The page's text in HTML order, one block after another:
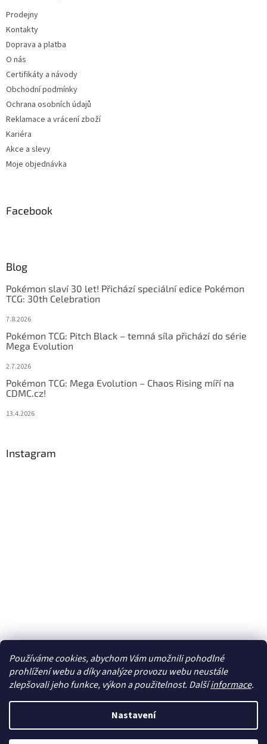
Používáme cookies, abychom Vám umožnili pohodlné
prohlížení webu a díky analýze provozu webu neustále
zlepšovali jeho funkce, výkon a použitelnost. Dalšíinformace.
Nastavení
Prodejny
Kontakty
Doprava a platba
O nás
Certifikáty a návody
Obchodní podmínky
Ochrana osobních údajů
Reklamace a vrácení zboží
Kariéra
Akce a slevy
Moje objednávka
Facebook
Blog
Pokémon slaví 30 let! Přichází speciální edice Pokémon
TCG: 30th Celebration
7.8.2026
Pokémon TCG: Pitch Black – temná síla přichází do série
Mega Evolution
2.7.2026
Pokémon TCG: Mega Evolution – Chaos Rising míří na
CDMC.cz!
13.4.2026
Instagram
Sledovat na Instagramu